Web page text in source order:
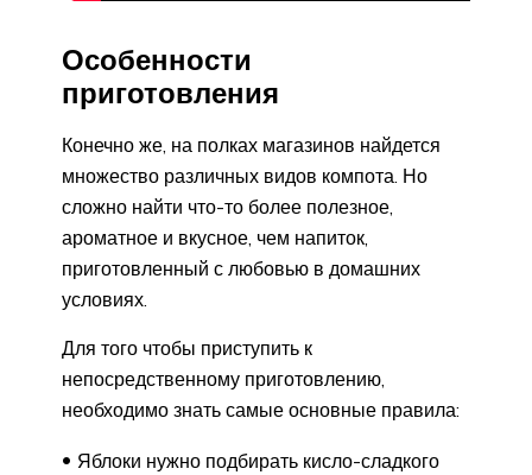
Особенности
приготовления
Конечно же, на полках магазинов найдется
множество различных видов компота. Но
сложно найти что-то более полезное,
ароматное и вкусное, чем напиток,
приготовленный с любовью в домашних
условиях.
Для того чтобы приступить к
непосредственному приготовлению,
необходимо знать самые основные правила:
Яблоки нужно подбирать кисло-сладкого